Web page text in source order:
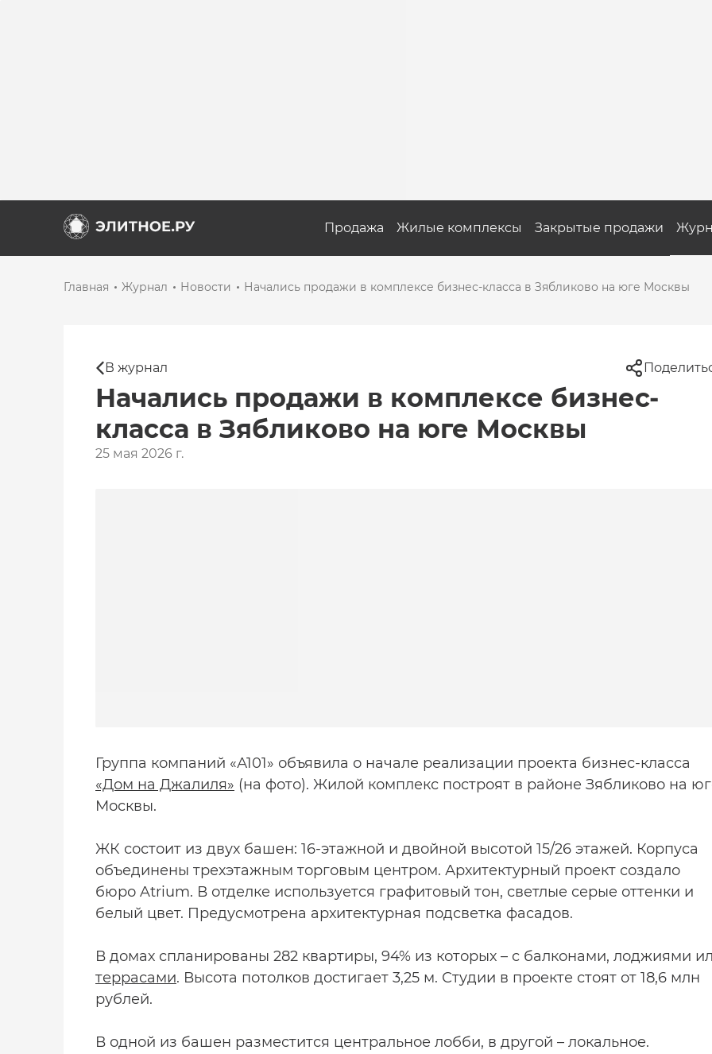
Продажа Жилые комплексы Закрытые продажи
Главная Журнал Новости Начались продажи в комплексе бизнес-класса в Зябликово на юге Москвы
В журнал
Начались продажи в комплексе бизнес-
класса в Зябликово на юге Москвы
25 мая 2026 г.
Группа компаний «А101» объявила о начале реализации проекта бизнес-класса
«Дом на Джалиля» (на фото). Жилой комплекс построят в районе Зябликово на
Москвы.
ЖК состоит из двух башен: 16-этажной и двойной высотой 15/26 этажей. Корпуса
объединены трехэтажным торговым центром. Архитектурный проект создало
бюро Atrium. В отделке используется графитовый тон, светлые серые оттенки и
белый цвет. Предусмотрена архитектурная подсветка фасадов.
В домах спланированы 282 квартиры, 94% из которых – с балконами, лоджиями
террасами. Высота потолков достигает 3,25 м. Студии в проекте стоят от 18,6 млн
рублей.
В одной из башен разместится центральное лобби, в другой – локальное.